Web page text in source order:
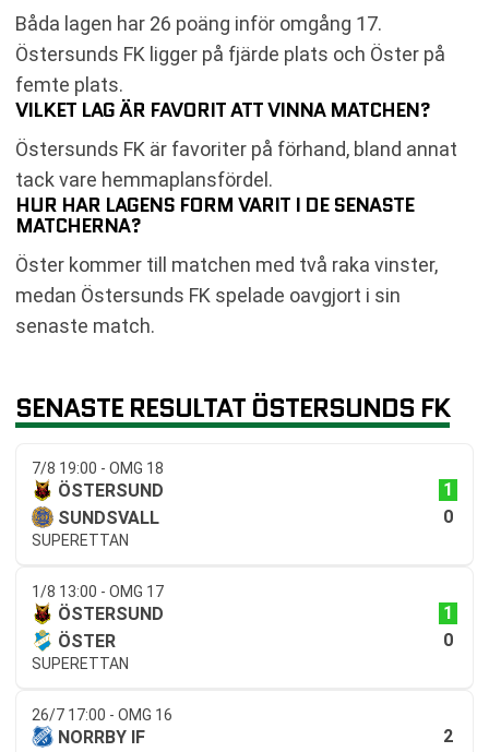
Båda lagen har 26 poäng inför omgång 17.
Östersunds FK ligger på fjärde plats och Öster på
femte plats.
VILKET LAG ÄR FAVORIT ATT VINNA MATCHEN?
Östersunds FK är favoriter på förhand, bland annat
tack vare hemmaplansfördel.
HUR HAR LAGENS FORM VARIT I DE SENASTE
MATCHERNA?
Öster kommer till matchen med två raka vinster,
medan Östersunds FK spelade oavgjort i sin
senaste match.
SENASTE RESULTAT ÖSTERSUNDS FK
7/8 19:00 - OMG 18
ÖSTERSUND
1
SUNDSVALL
0
SUPERETTAN
1/8 13:00 - OMG 17
ÖSTERSUND
1
ÖSTER
0
SUPERETTAN
26/7 17:00 - OMG 16
NORRBY IF
2